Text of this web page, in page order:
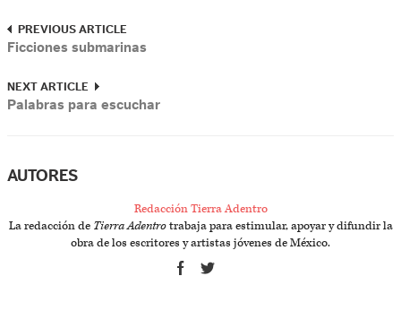
PREVIOUS ARTICLE
Ficciones submarinas
NEXT ARTICLE
Palabras para escuchar
AUTORES
Redacción Tierra Adentro
La redacción de Tierra Adentrotrabaja para estimular, apoyar y difundir la
obra de los escritores y artistas jóvenes de México.